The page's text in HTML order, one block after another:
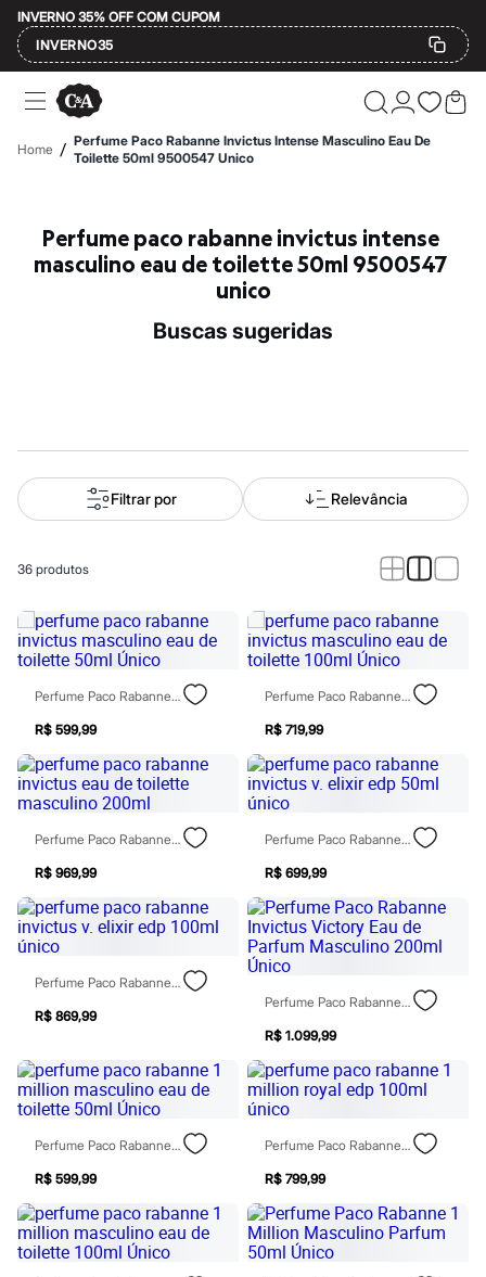
INVERNO 35% OFF COM CUPOM
INVERNO35
Ofertas
Compre por Departamento
Feminino
Masculino
Plus Size
Até 20% off
Até 40% off
Blusas e Camisetas
Calças
Casacos e Jaquetas
Jeans
Saias
Vestidos
Acessórios
Bolsas
Bonés e Chapéus
Bijoux
Cintos
Óculos
Relógios
Calçados
Botas
Chinelos
Sandálias
Sapatilhas
Tênis
Marcas
City
Clock House
Mindset
Sawary
Moda esportiva
Blusas
Calçados
Leggings
Shorts e Bermudas
Tops
Moda íntima
Calcinhas
Cintas e Modeladores
Meias
Pijamas
Sutiãs e Tops
Home / Perfume Paco Rabanne Invictus Intense Masculino Eau De
Toilette 50ml 9500547 Unico
Perfume paco rabanne invictus intense
masculino eau de toilette 50ml 9500547
unico
buscas sugeridas
Filtrar por Relevância
36 produtos
Perfume Paco Rabanne Invictus Masculino Eau De Toilette 50ml Único
R$ 599,99
Perfume Paco Rabanne Invictus Masculino Eau De Toilette 100ml Único
R$ 719,99
Perfume Paco Rabanne Invictus Eau De Toilette Masculino 200ml
R$ 969,99
Perfume Paco Rabanne Invictus V. Elixir Edp 50ml Único
R$ 699,99
Perfume Paco Rabanne Invictus V. Elixir Edp 100ml Único
R$ 869,99
Perfume Paco Rabanne Invictus Victory Eau De Parfum Masculino 200ml Único
R$ 1.099,99
Perfume Paco Rabanne 1 Million Masculino Eau De Toilette 50ml Único
R$ 599,99
Perfume Paco Rabanne 1 Million Royal Edp 100ml Único
R$ 799,99